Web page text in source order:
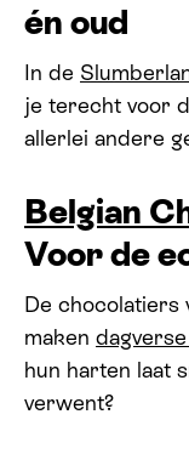
én oud
In de
je terecht voor
allerlei andere
Belgian
Voor de
De chocolatiers
maken
hun harten laat
verwent?